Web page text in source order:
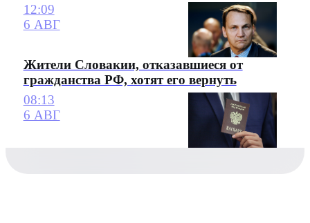
12:09
6 АВГ
Жители Словакии, отказавшиеся от
гражданства РФ, хотят его вернуть
08:13
6 АВГ